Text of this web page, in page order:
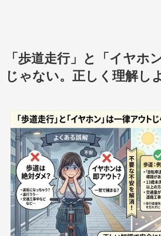
「歩道走行」と「イヤホ
じゃない。正しく理解し